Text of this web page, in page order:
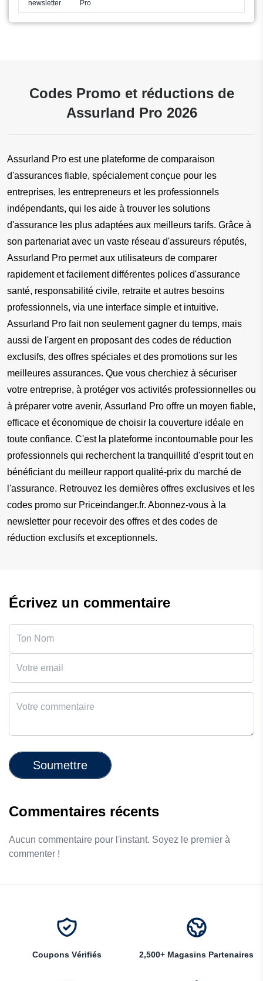
newsletter Pro
Codes Promo et réductions de
Assurland Pro 2026
Assurland Pro est une plateforme de comparaison
d'assurances fiable, spécialement conçue pour les
entreprises, les entrepreneurs et les professionnels
indépendants, qui les aide à trouver les solutions
d'assurance les plus adaptées aux meilleurs tarifs. Grâce à
son partenariat avec un vaste réseau d'assureurs réputés,
Assurland Pro permet aux utilisateurs de comparer
rapidement et facilement différentes polices d'assurance
santé, responsabilité civile, retraite et autres besoins
professionnels, via une interface simple et intuitive.
Assurland Pro fait non seulement gagner du temps, mais
aussi de l'argent en proposant des codes de réduction
exclusifs, des offres spéciales et des promotions sur les
meilleures assurances. Que vous cherchiez à sécuriser
votre entreprise, à protéger vos activités professionnelles ou
à préparer votre avenir, Assurland Pro offre un moyen fiable,
efficace et économique de choisir la couverture idéale en
toute confiance. C'est la plateforme incontournable pour les
professionnels qui recherchent la tranquillité d'esprit tout en
bénéficiant du meilleur rapport qualité-prix du marché de
l'assurance. Retrouvez les dernières offres exclusives et les
codes promo sur Priceindanger.fr. Abonnez-vous à la
newsletter pour recevoir des offres et des codes de
réduction exclusifs et exceptionnels.
Écrivez un commentaire
Soumettre
Commentaires récents
Aucun commentaire pour l'instant. Soyez le premier à
commenter !
Coupons Vérifiés 2,500+ Magasins Partenaires